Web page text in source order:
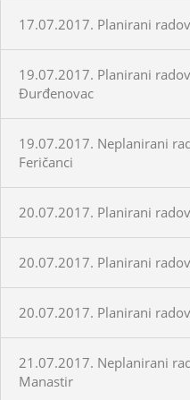
17.07.2017. Planirani
19.07.2017. Planirani
Đurđenovac
19.07.2017. Neplanirani
Feričanci
20.07.2017. Planirani
20.07.2017. Planirani
20.07.2017. Planirani
21.07.2017. Neplanirani
Manastir